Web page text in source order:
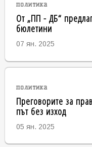
политика
От „ПП - ДБ“
бюлетини
07 ян. 2025
политика
Преговорите за
път без изход
05 ян. 2025